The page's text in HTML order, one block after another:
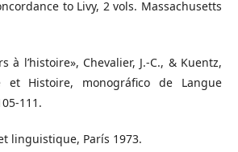
to Livy, 2 vols. Massachusetts
à l’histoire», Chevalier, J.-C., & Kuentz,
et Histoire, monográfico de Langue
111.
linguistique, París 1973.